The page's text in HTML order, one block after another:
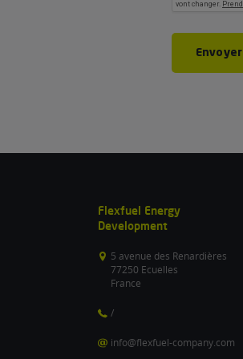
Envoyer
Flexfuel Energy
Development
5 avenue des Renardières
77250 Ecuelles
France
/
info@flexfuel-company.com